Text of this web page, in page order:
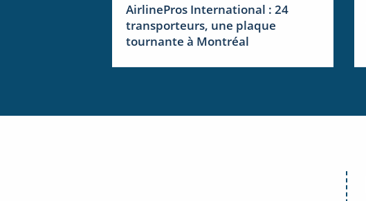
AirlinePros International : 24
transporteurs, une plaque
tournante à Montréal